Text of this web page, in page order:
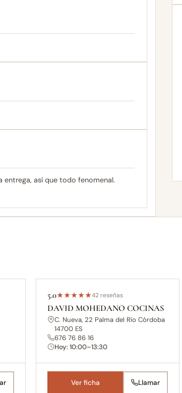
entrega, así que todo fenomenal.
5.0★★★★★42 reseñas
DAVID MOHEDANO COCINAS
C. Nueva, 22 Palma del Río Córdoba
14700 ES
676 76 86 16
Hoy: 10:00–13:30
Ver ficha Llamar